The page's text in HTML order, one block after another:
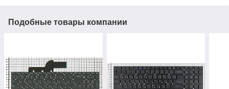
Подобные товары компании